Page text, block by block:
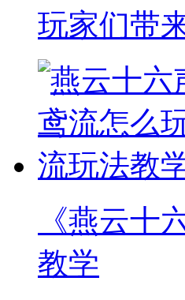
玩家们带
《燕云十
教学